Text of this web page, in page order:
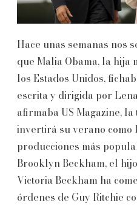
Hace unas semanas nos
que Malia Obama, la hija
los Estados Unidos,
escrita y dirigida por
afirmaba US Magazine,
invertirá su verano como
producciones más
Brooklyn Beckham, el
Victoria Beckham ha
órdenes de Guy Ritchie